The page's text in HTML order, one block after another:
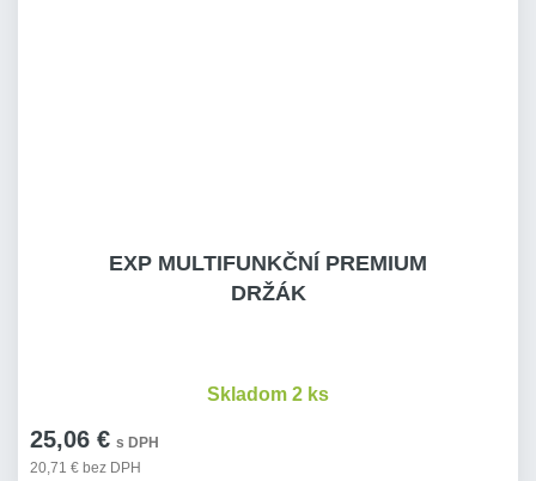
EXP MULTIFUNKČNÍ PREMIUM
DRŽÁK
25,06 € s DPH
20,71 € bez DPH
Skladom 2 ks